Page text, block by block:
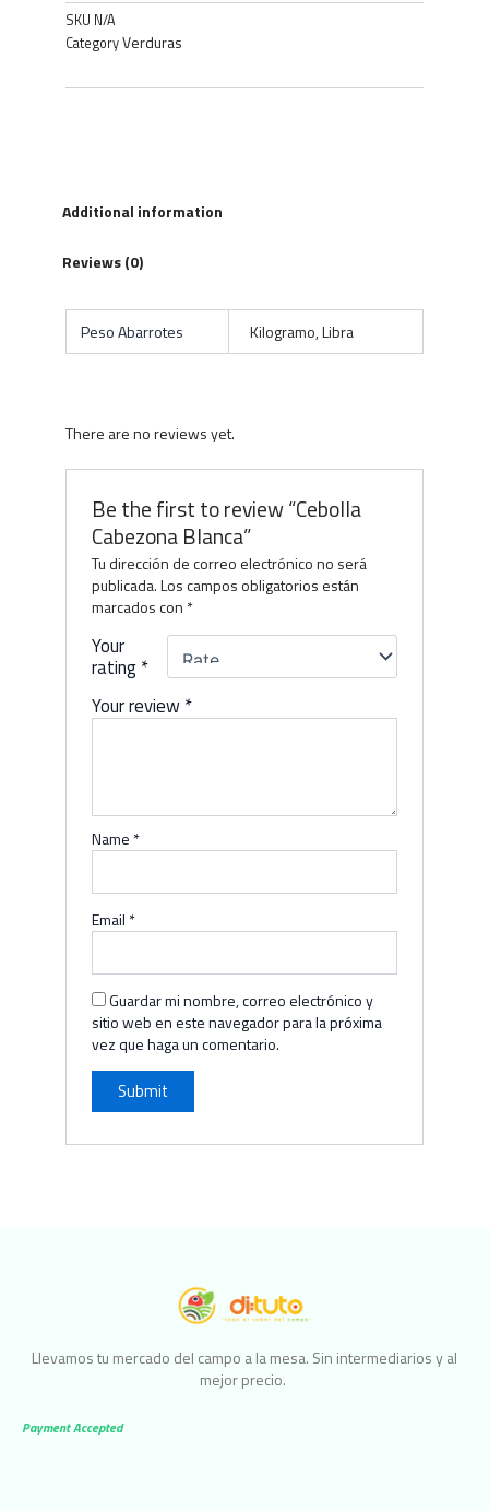
SKU N/A
CategoryVerduras
Additional information
Reviews (0)
Peso Abarrotes Kilogramo, Libra
There are no reviews yet.
Be the first to review “Cebolla
Cabezona Blanca”
Tu dirección de correo electrónico no será
publicada. Los campos obligatorios están
marcados con *
Your
rating*
Your review*
Name *
Email *
Guardar mi nombre, correo electrónico y
sitio web en este navegador para la próxima
vez que haga un comentario.
Llevamos tu mercado del campo a la mesa. Sin intermediarios y al
mejor precio.
Payment Accepted